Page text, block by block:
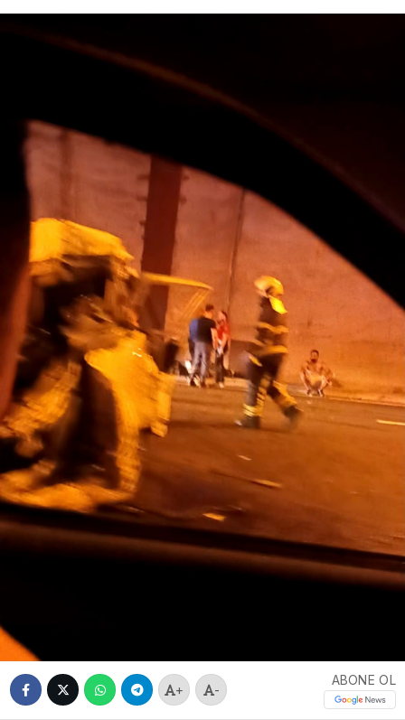
+ -
ABONE OL